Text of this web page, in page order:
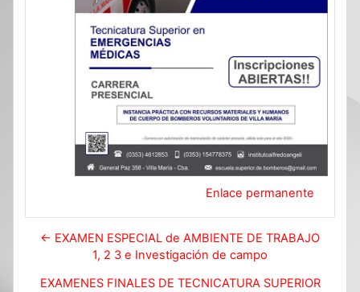
Enlace permanente
← EXAMEN ESPECIAL de AMBIENTE DE TRABAJO
1, 2 3 e Investigación de campo
EXAMENES FINALES DE TECNICATURA SUPERIOR